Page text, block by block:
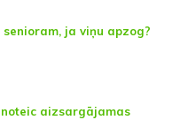
ja viņu apzog?
aizsargājamas